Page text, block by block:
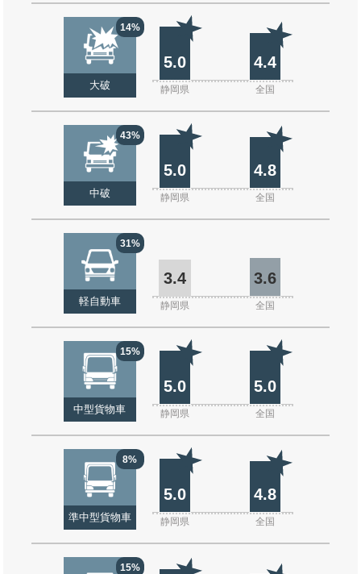
14%
大破
5.0 4.4
静岡県 全国
43%
中破
5.0 4.8
静岡県 全国
31%
軽自動車
3.4 3.6
静岡県 全国
15%
中型貨物車
5.0 5.0
静岡県 全国
8%
準中型貨物車
5.0 4.8
静岡県 全国
15%